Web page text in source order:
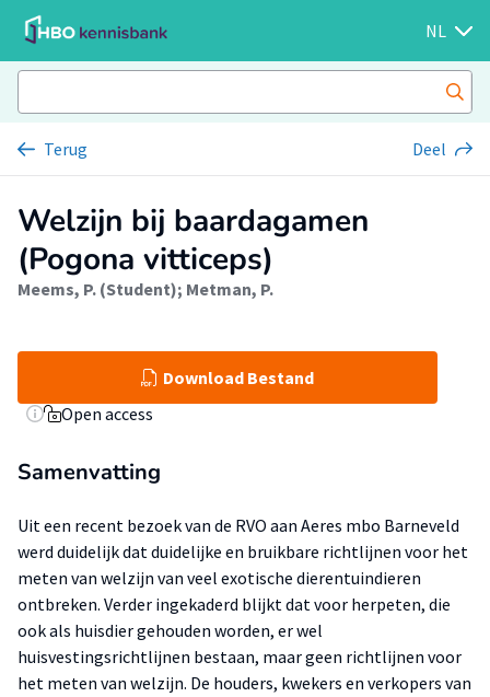
NL
Terug Deel
Welzijn bij baardagamen
(Pogona vitticeps)
Meems, P. (Student); Metman, P.
Download Bestand
Open access
Samenvatting
Uit een recent bezoek van de RVO aan Aeres mbo Barneveld
werd duidelijk dat duidelijke en bruikbare richtlijnen voor het
meten van welzijn van veel exotische dierentuindieren
ontbreken. Verder ingekaderd blijkt dat voor herpeten, die
ook als huisdier gehouden worden, er wel
huisvestingsrichtlijnen bestaan, maar geen richtlijnen voor
het meten van welzijn. De houders, kwekers en verkopers van